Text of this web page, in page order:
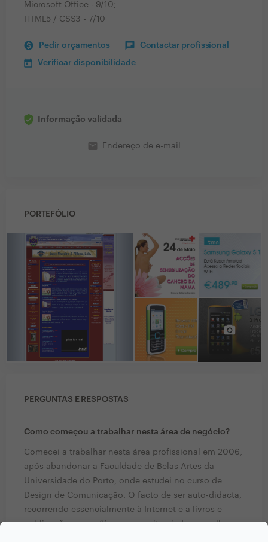
Microsoft Office - 9/10;
HTML5 / CSS3 - 7/10
Pedir orçamentos Contactar profissional
Verificar disponibilidade
Informação validada
email Endereço de e-mail
PORTEFÓLIO
PERGUNTAS E RESPOSTAS
Como começou a trabalhar nesta área de negócio?
Comecei a trabalhar nesta área profissional em 2006,
após abandonar a Faculdade de Belas Artes da
Universidade do Porto, onde estudei no curso de
Design de Comunicação. O facto de ser auto-didacta,
recorrendo essencialmente à Internet e a livros e
publicações específicas, em muito ajudou a melhorar